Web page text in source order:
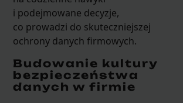
i podejmowane decyzje,
co prowadzi do skuteczniejszej
ochrony danych firmowych.
Budowanie kultury
bezpieczeństwa
danych w firmie